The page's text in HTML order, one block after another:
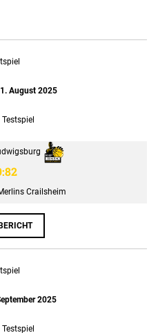
August 2025
Testspiel
Crailsheim
2025
Testspiel